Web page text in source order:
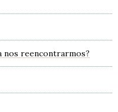
nos reencontrarmos?